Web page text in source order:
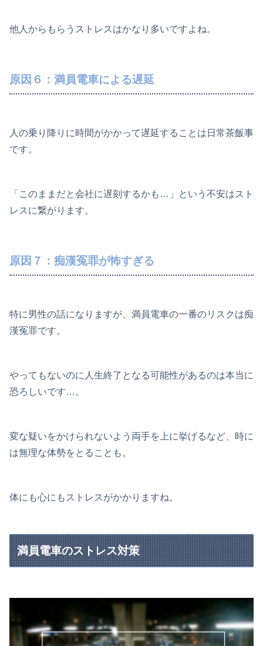
他人からもらうストレスはかなり多いですよね。
原因６：満員電車による遅延
人の乗り降りに時間がかかって遅延することは日常茶飯事
です。
「このままだと会社に遅刻するかも…」という不安はスト
レスに繋がります。
原因７：痴漢冤罪が怖すぎる
特に男性の話になりますが、満員電車の一番のリスクは痴
漢冤罪です。
やってもないのに人生終了となる可能性があるのは本当に
恐ろしいです…。
変な疑いをかけられないよう両手を上に挙げるなど、時に
は無理な体勢をとることも。
体にも心にもストレスがかかりますね。
満員電車のストレス対策